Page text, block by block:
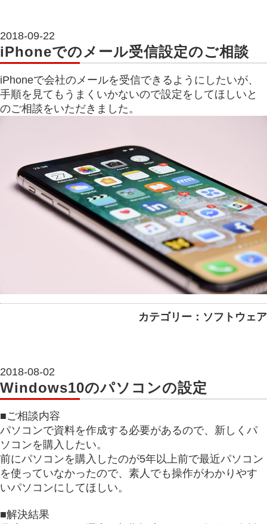
2018-09-22
iPhoneでのメール受信設定のご相談
iPhoneで会社のメールを受信できるようにしたいが、
手順を見てもうまくいかないので設定をしてほしいと
のご相談をいただきました。
カテゴリー：ソフトウェア
2018-08-02
Windows10のパソコンの設定
■ご相談内容
パソコンで資料を作成する必要があるので、新しくパ
ソコンを購入したい。
前にパソコンを購入したのが5年以上前で最近パソコン
を使っていなかったので、素人でも操作がわかりやす
いパソコンにしてほしい。
■解決結果